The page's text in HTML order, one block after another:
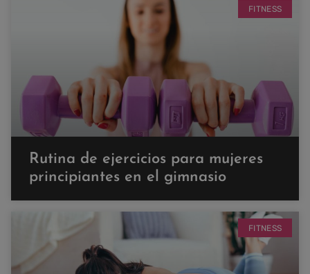
FITNESS
Rutina de ejercicios para mujeres
principiantes en el gimnasio
FITNESS